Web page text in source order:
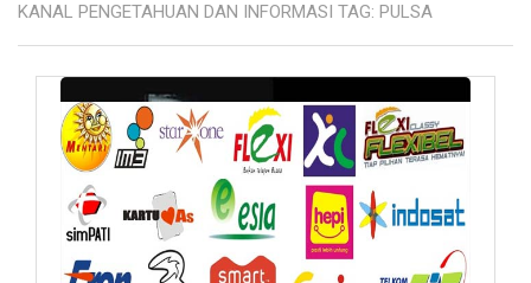
KANAL PENGETAHUAN DAN INFORMASI TAG: PULSA